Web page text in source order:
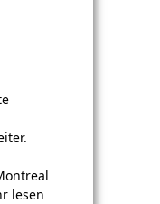
lesen